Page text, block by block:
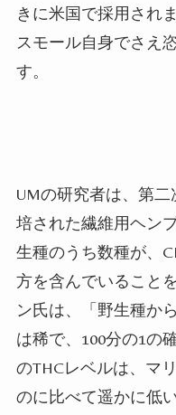
きに米国で採用され
スモール自身でさえ
す。
UMの研究者は、第
培された繊維用ヘン
生種のうち数種が、
方を含んでいること
ン氏は、「野生種か
は稀で、100分の1の
のTHCレベルは、マ
のに比べて遥かに低